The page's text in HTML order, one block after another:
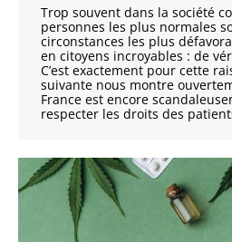
Trop souvent dans la société
personnes les plus normales
circonstances les plus
en citoyens incroyables : de
C’est exactement pour cette
suivante nous montre
France est encore
respecter les droits des